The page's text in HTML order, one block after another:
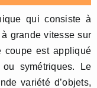
qui consiste à
grande vitesse sur
coupe est appliqué
symétriques. Le
variété d’objets,